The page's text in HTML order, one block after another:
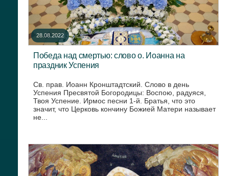
28.08.2022
Победа над смертью: слово о. Иоанна на
праздник Успения
Св. прав. Иоанн Кронштадтский. Слово в день
Успения Пресвятой Богородицы: Воспою, радуяся,
Твоя Успение. Ирмос песни 1-й. Братья, что это
значит, что Церковь кончину Божией Матери называет
не...